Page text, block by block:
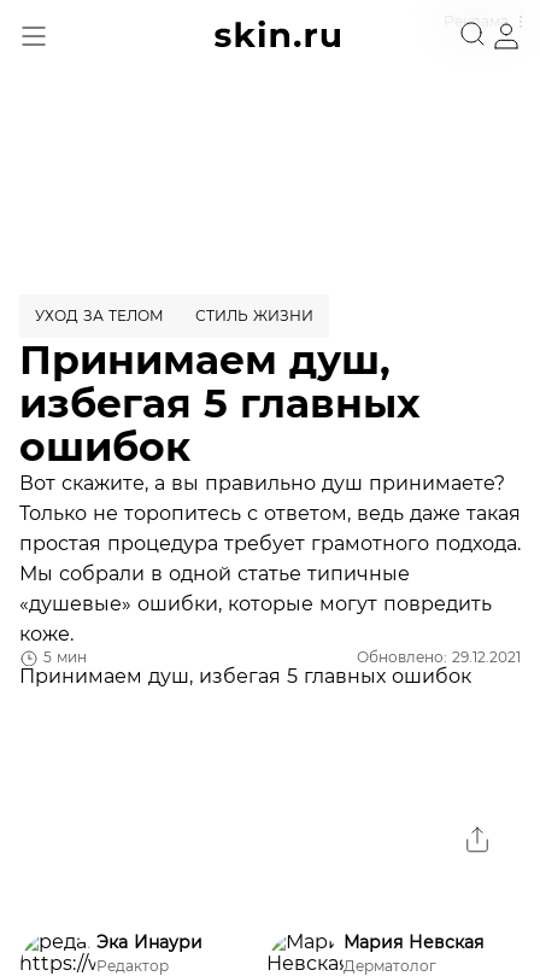
Реклама
5 мин Обновлено: 29.12.2021
УХОД ЗА ТЕЛОМ СТИЛЬ ЖИЗНИ
Принимаем душ,
избегая 5 главных
ошибок
Вот скажите, а вы правильно душ принимаете?
Только не торопитесь с ответом, ведь даже такая
простая процедура требует грамотного подхода.
Мы собрали в одной статье типичные
«душевые» ошибки, которые могут повредить
коже.
Эка Инаури
Редактор
Мария Невская
Дерматолог